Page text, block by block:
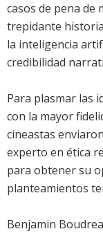
casos de pena de
trepidante
la inteligencia
credibilidad
Para plasmar las
con la mayor
cineastas
experto en ética
para obtener su
planteamientos
Benjamin